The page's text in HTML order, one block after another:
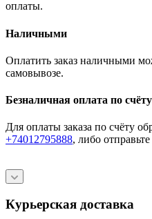
оплаты.
Наличными
Оплатить заказ наличными
самовывозе.
Безналичная оплата по счёту
Для оплаты заказа по счёту
+74012795888, либо
Курьерская доставка